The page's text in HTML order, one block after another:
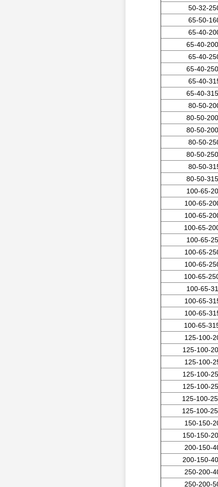
50-32-
65-50-
65-40-
65-40-
65-40-
65-40-
65-40-
65-40-
80-50-
80-50-
80-50-
80-50-
80-50-
80-50-
80-50-
100-65-
100-65-
100-65-
100-65-
100-65-
100-65-
100-65-
100-65-
100-65-
100-65-
100-65-
100-65-
125-100-
125-100-
125-100-
125-100-
125-100-
125-100-
125-100-
150-150-
150-150-
200-150-
200-150-
250-200-
250-200-